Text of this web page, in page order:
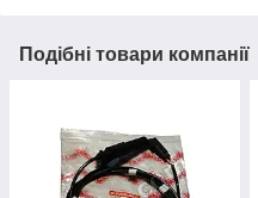
Подібні товари компанії